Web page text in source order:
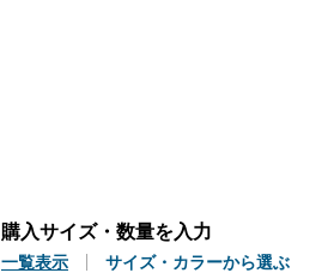
購入サイズ・数量を入力
一覧表示 サイズ・カラーから選ぶ